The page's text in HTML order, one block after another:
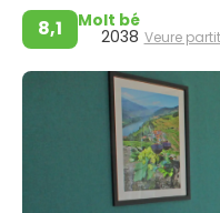
8,1 Molt bé
2038 Veure